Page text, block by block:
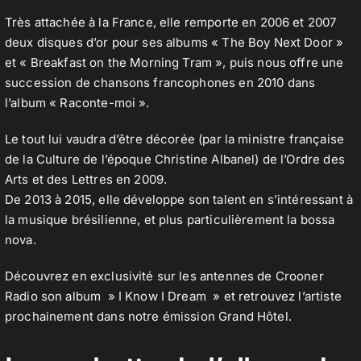
Très attachée à la France, elle remporte en 2006 et 2007
deux disques d’or pour ses albums « The Boy Next Door »
et « Breakfast on the Morning Tram », puis nous offre une
succession de chansons francophones en 2010 dans
l’album « Raconte-moi ».
Le tout lui vaudra d’être décorée (par la ministre française
de la Culture de l’époque Christine Albanel) de l’Ordre des
Arts et des Lettres en 2009.
De 2013 à 2015, elle développe son talent en s’intéressant à
la musique brésilienne, et plus particulièrement la bossa
nova.
Découvrez en exclusivité sur les antennes de Crooner
Radio son album » I Know I Dream » et retrouvez l’artiste
prochainement dans notre émission Grand Hôtel.